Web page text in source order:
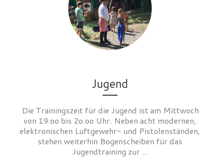
Jugend
Die Trainingszeit für die Jugend ist am Mittwoch
von 19:oo bis 2o:oo Uhr. Neben acht modernen,
elektronischen Luftgewehr- und Pistolenständen,
stehen weiterhin Bogenscheiben für das
Jugendtraining zur ...